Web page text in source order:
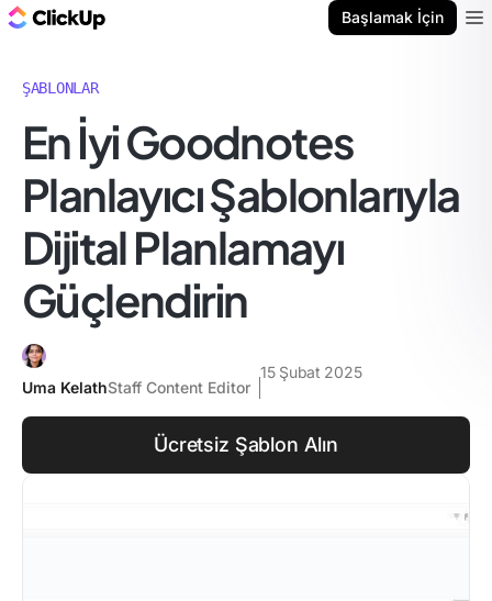
Başlamak İçin
ŞABLONLAR
En İyi Goodnotes
Planlayıcı Şablonlarıyla
Dijital Planlamayı
Güçlendirin
Uma KelathStaff Content Editor
15 Şubat 2025
Ücretsiz Şablon Alın